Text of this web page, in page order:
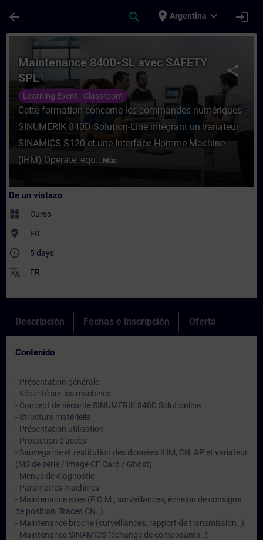
arrow_back search place Argentina expand_more login
Curso - Maintenance 840D-SL avec
share
Maintenance 840D-SL avec SAFETY
SPL
Learning Event - Classroom
Cette formation concerne les commandes numériques
SINUMERIK 840D Solution-Line intégrant un variateur
SINAMICS S120 et une Interface Homme Machine
(IHM) Operate, équ... Más
De un vistazo
widgets Curso
where_to_vote FR
access_time 5 days
translate FR
Descripción Fechas e inscripción Oferta
Contenido
- Présentation générale
- Sécurité sur les machines
- Concept de sécurité SINUMERIK 840D Solutionline
- Structure matérielle
- Présentation utilisation
- Protection d'accès
- Sauvegarde et restitution des données IHM, CN, AP et variateur
(MS de série / image CF Card / Ghost)
- Menus de diagnostic
- Paramètres machines
- Maintenance axes (P.O.M., surveillances, échelon de consigne
de position, Traces CN..)
- Maintenance broche (surveillances, rapport de transmission..)
- Maintenance SINAMICS (échange de composants..)